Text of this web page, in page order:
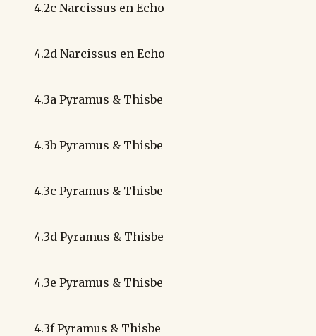
4.2c Narcissus en Echo
4.2d Narcissus en Echo
4.3a Pyramus & Thisbe
4.3b Pyramus & Thisbe
4.3c Pyramus & Thisbe
4.3d Pyramus & Thisbe
4.3e Pyramus & Thisbe
4.3f Pyramus & Thisbe